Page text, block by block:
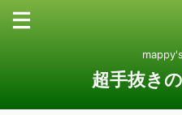
超手抜き